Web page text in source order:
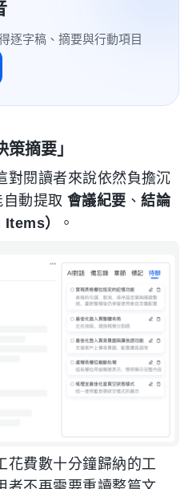
逐字稿、摘要與行動項目
摘要」
對閱讀者來說依然負擔沉
動提取 會議紀要 、結論
） 。
花費數十分鐘歸納的工